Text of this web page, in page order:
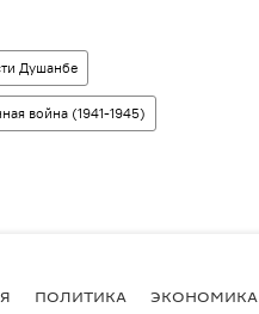
Душанбе
война (1941-1945)
ПОЛИТИКА ЭКОНОМИКА